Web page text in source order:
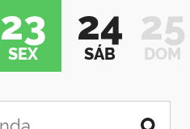
23
SEX
24
SÁB
25
DOM